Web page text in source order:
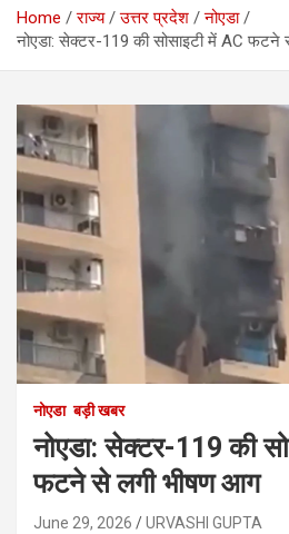
Home राज्य उत्तर प्रदेश
नोएडा
नोएडा: सेक्टर-119 की सोसाइटी में AC
नोएडा बड़ी खबर
नोएडा: सेक्टर-119 की
फटने से लगी भीषण आग
June 29, 2026 URVASHI GUPTA